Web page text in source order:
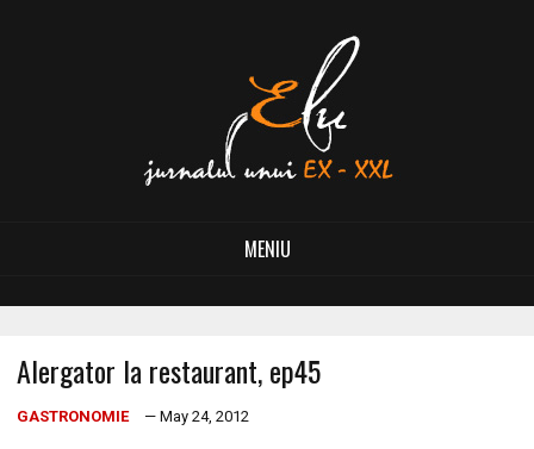
MENIU
Alergator la restaurant, ep45
GASTRONOMIE — May 24, 2012